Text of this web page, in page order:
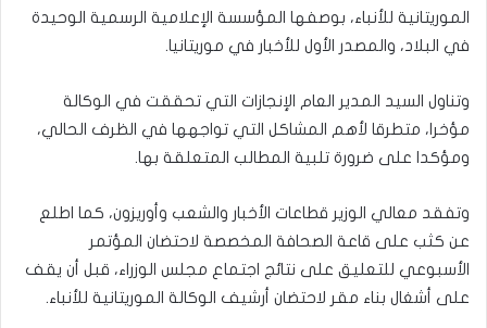
الموريتانية للأنباء، بوصفها المؤسسة الإعلامية الرسمية الوحيدة
في البلاد، والمصدر الأول للأخبار في موريتانيا.
وتناول السيد المدير العام الإنجازات التي تحققت في الوكالة
مؤخرا، متطرقا لأهم المشاكل التي تواجهها في الظرف الحالي،
ومؤكدا على ضرورة تلبية المطالب المتعلقة بها.
وتفقد معالي الوزير قطاعات الأخبار والشعب وأوريزون، كما اطلع
عن كثب على قاعة الصحافة المخصصة لاحتضان المؤتمر
الأسبوعي للتعليق على نتائج اجتماع مجلس الوزراء، قبل أن يقف
على أشغال بناء مقر لاحتضان أرشيف الوكالة الموريتانية للأنباء.